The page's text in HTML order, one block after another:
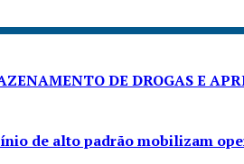
DE DROGAS E
de alto padrão mobilizam